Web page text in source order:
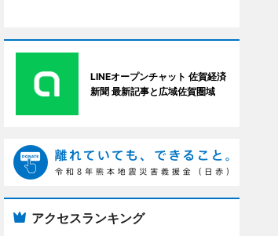
LINEオープンチャット 佐賀経済
新聞 最新記事と広域佐賀圏域
アクセスランキング